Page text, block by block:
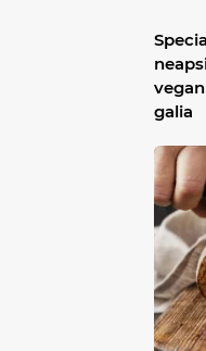
galia